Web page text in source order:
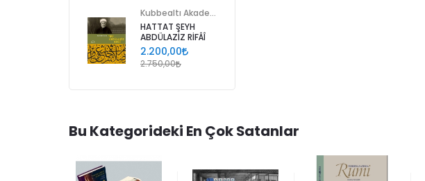
HATTAT ŞEYH
ABDÜLAZİZ RİFÂÎ
2.200,00
2.750,00
Bu Kategorideki En Çok Satanlar